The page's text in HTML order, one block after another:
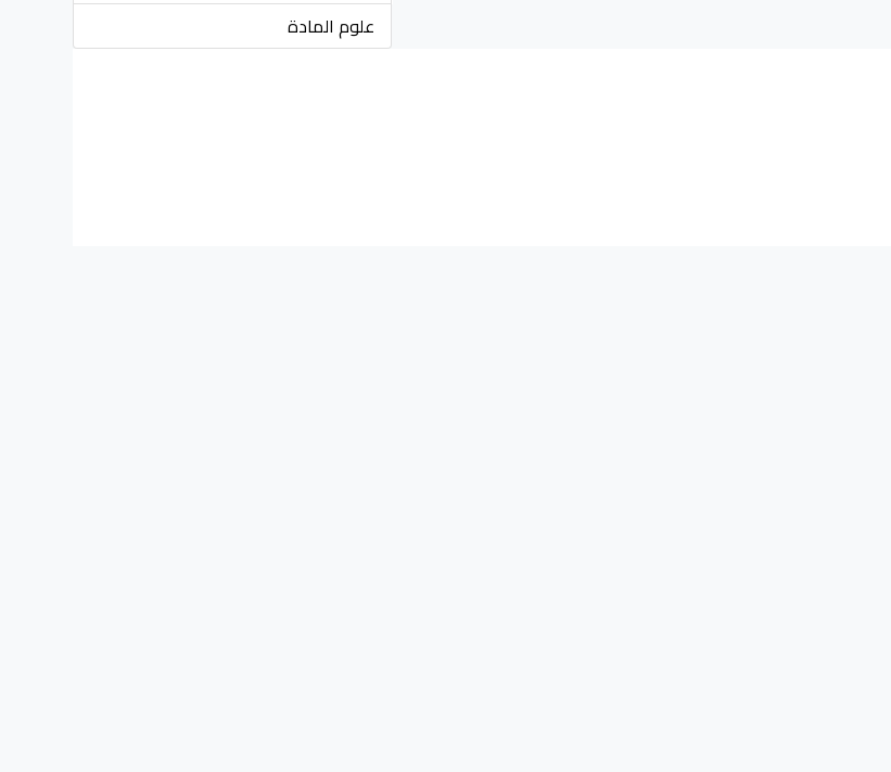
علوم المادة